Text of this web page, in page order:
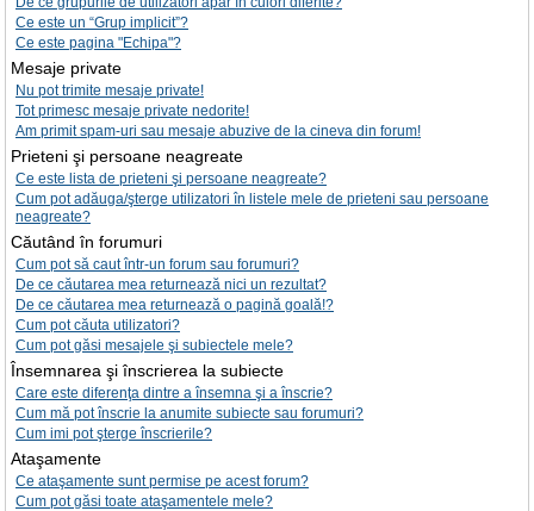
Ce este un “Grup implicit”?
Ce este pagina "Echipa"?
Mesaje private
Nu pot trimite mesaje private!
Tot primesc mesaje private nedorite!
Am primit spam-uri sau mesaje abuzive de la cineva din forum!
Prieteni şi persoane neagreate
Ce este lista de prieteni şi persoane neagreate?
Cum pot adăuga/şterge utilizatori în listele mele de prieteni sau persoane
neagreate?
Căutând în forumuri
Cum pot să caut într-un forum sau forumuri?
De ce căutarea mea returnează nici un rezultat?
De ce căutarea mea returnează o pagină goală!?
Cum pot căuta utilizatori?
Cum pot găsi mesajele şi subiectele mele?
Însemnarea şi înscrierea la subiecte
Care este diferenţa dintre a însemna şi a înscrie?
Cum mă pot înscrie la anumite subiecte sau forumuri?
Cum imi pot şterge înscrierile?
Ataşamente
Ce ataşamente sunt permise pe acest forum?
Cum pot găsi toate ataşamentele mele?